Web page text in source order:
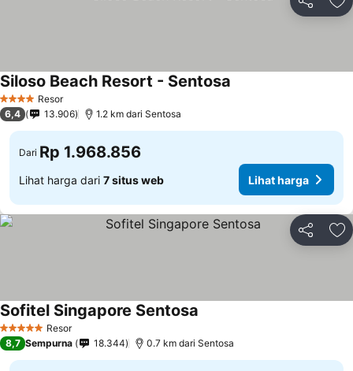
Bagikan
4 BintangResor
Siloso Beach Resort - Sentosa
6,4 13.906 1.2 km dari Sentosa
Dari Rp 1.968.856
Lihat harga dari 7 situs web Lihat harga
Bagikan
5 Bintang Resor
Sofitel Singapore Sentosa
8,7 Sempurna 18.344 0.7 km dari Sentosa